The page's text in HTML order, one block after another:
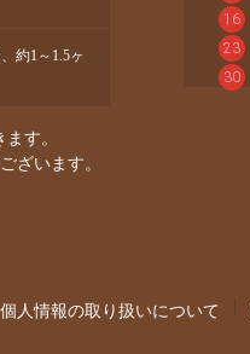
約1～1.5ヶ
す。
ざいます。
16
23
30
個人情報の取り扱いについて